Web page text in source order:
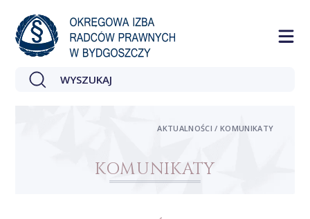
KOMUNIKATY
AKTUALNOŚCI / KOMUNIKATY